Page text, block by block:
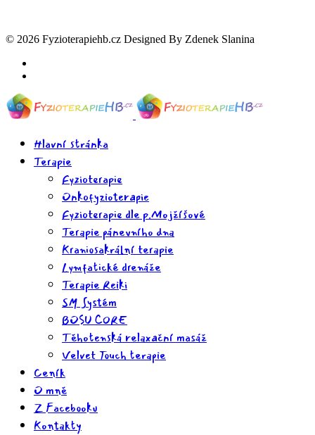
© 2026 Fyzioterapiehb.cz Designed By Zdenek Slanina
Hlavní stránka
Terapie
Fyzioterapie
Onkofyzioterapie
Fyzioterapie dle p.Mojžíšové
Terapie pánevního dna
Kraniosakrální terapie
Lymfatické drenáže
Terapie Reiki
SM Systém
BOSU CORE
Těhotenská relaxační masáž
Velvet Touch terapie
Ceník
O mně
Z Facebooku
Kontakty